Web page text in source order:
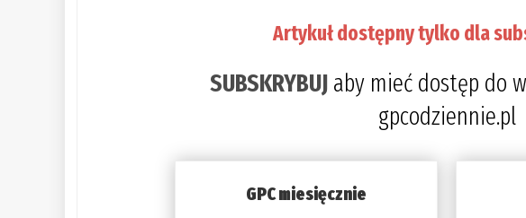
Artykuł dostępny tylko dla
SUBSKRYBUJaby mieć dostęp do
gpcodziennie.pl
GPC miesięcznie